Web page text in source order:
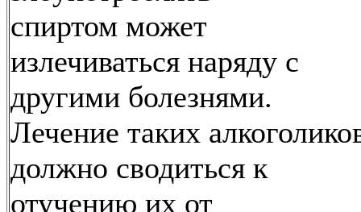
спиртом может
излечиваться наряду с
другими болезнями.
Лечение таких
должно сводиться к
отучению их от